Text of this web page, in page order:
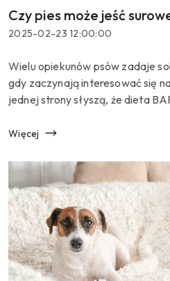
Tytuł
artykułu:
Czy pies może jeść
Data
2025-02-23 12:00:00
Treść
artykułu:
Wielu opiekunów psów zadaje
gdy zaczynają interesować się
jednej strony słyszą, że dieta
Więcej